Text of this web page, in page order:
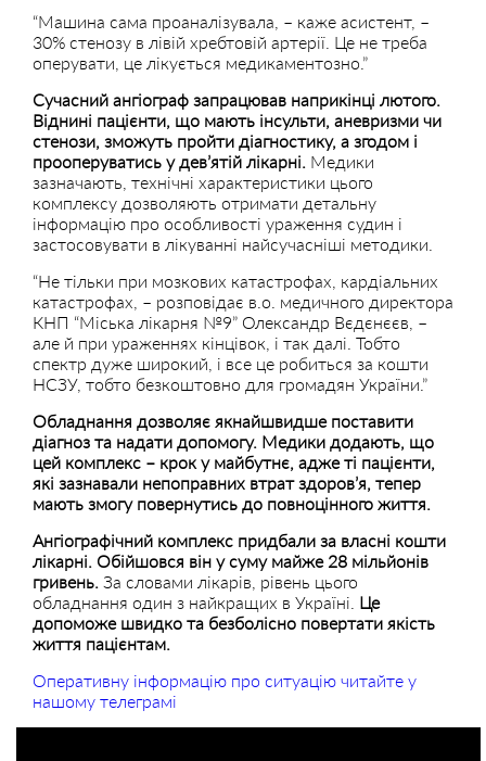
“Машина сама проаналізувала, – каже асистент, –
30% стенозу в лівій хребтовій артерії. Це не треба
оперувати, це лікується медикаментозно.”
Сучасний ангіограф запрацював наприкінці лютого.
Віднині пацієнти, що мають інсульти, аневризми чи
стенози, зможуть пройти діагностику, а згодом і
прооперуватись у дев’ятій лікарні. Медики
зазначають, технічні характеристики цього
комплексу дозволяють отримати детальну
інформацію про особливості ураження судин і
застосовувати в лікуванні найсучасніші методики.
“Не тільки при мозкових катастрофах, кардіальних
катастрофах, – розповідає в.о. медичного директора
КНП “Міська лікарня №9” Олександр Вєдєнєєв, –
але й при ураженнях кінцівок, і так далі. Тобто
спектр дуже широкий, і все це робиться за кошти
НСЗУ, тобто безкоштовно для громадян України.”
Обладнання дозволяє якнайшвидше поставити
діагноз та надати допомогу. Медики додають, що
цей комплекс – крок у майбутнє, адже ті пацієнти,
які зазнавали непоправних втрат здоров’я, тепер
мають змогу повернутись до повноцінного життя.
Ангіографічний комплекс придбали за власні кошти
лікарні. Обійшовся він у суму майже 28 мільйонів
гривень. За словами лікарів, рівень цього
обладнання один з найкращих в Україні. Це
допоможе швидко та безболісно повертати якість
життя пацієнтам.
Оперативну інформацію про ситуацію читайте у
нашому телеграмі